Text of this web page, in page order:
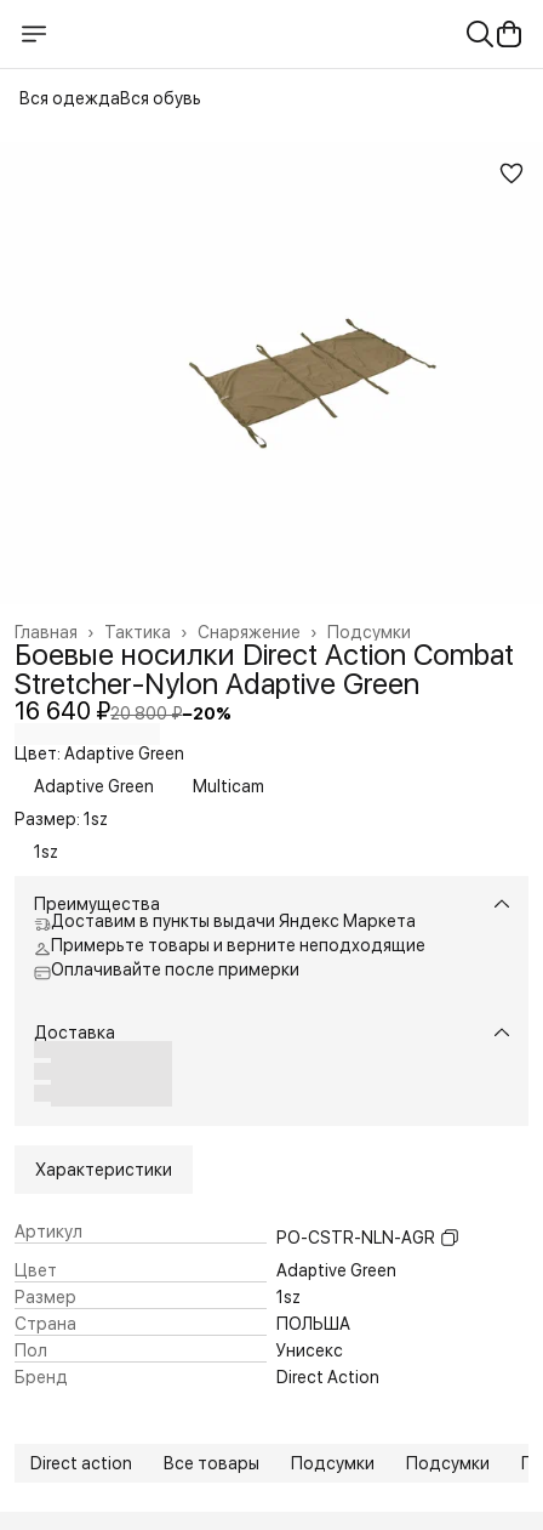
Вся одеждаВся обувь
Подсумки
Снаряжение ›
Тактика ›
Главная ›
Боевые носилки Direct Action Combat
Stretcher-Nylon Adaptive Green
16 640 ₽20 800 ₽−20%
Цвет: Adaptive Green
Adaptive Green
Multicam
Размер: 1sz
1sz
Преимущества
Доставим в пункты выдачи Яндекс Маркета
Примерьте товары и верните неподходящие
Оплачивайте после примерки
Доставка
Характеристики
Артикул
PO-CSTR-NLN-AGR
Цвет
Adaptive Green
Размер
1sz
Страна
ПОЛЬША
Пол
Унисекс
Бренд
Direct Action
Direct action Все товары Подсумки Подсумки